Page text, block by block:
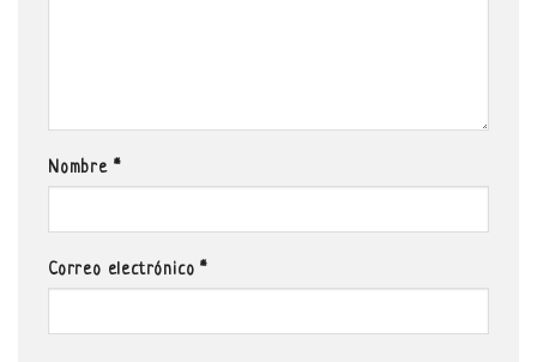
Nombre *
Correo electrónico*